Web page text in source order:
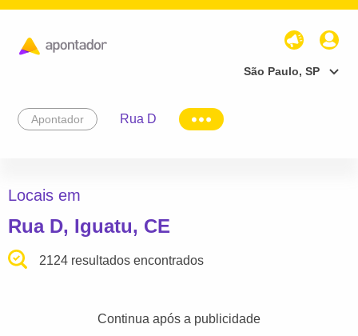
São Paulo, SP
Apontador Rua D
Locais em
Rua D, Iguatu, CE
2124 resultados encontrados
Continua após a publicidade